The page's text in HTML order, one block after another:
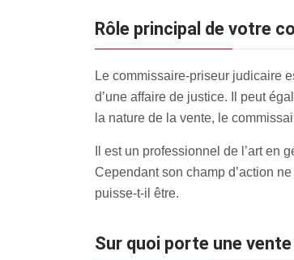
Rôle principal de votre
Le commissaire-priseur judicaire
d’une affaire de justice. Il peut
la nature de la vente, le
Il est un professionnel de l’art en
Cependant son champ d’action
puisse-t-il être.
Sur quoi porte une